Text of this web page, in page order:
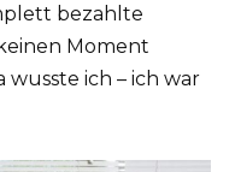
bezahlte
Moment
ich – ich war